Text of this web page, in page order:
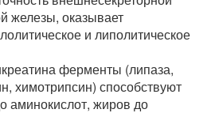
железы, оказывает
и липолитическое
ферменты (липаза,
химотрипсин) способствуют
аминокислот, жиров до